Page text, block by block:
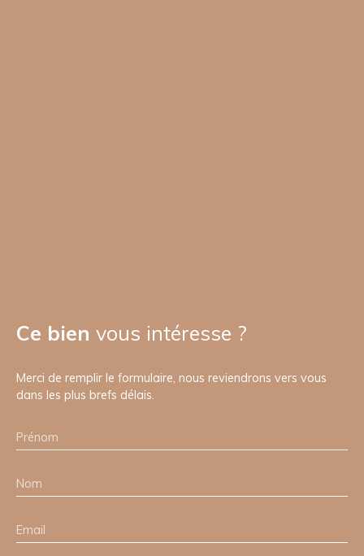
Ce bien vous intéresse ?
Merci de remplir le formulaire, nous reviendrons vers vous
dans les plus brefs délais.
Prénom
Nom
Email